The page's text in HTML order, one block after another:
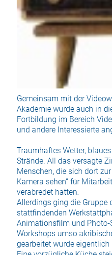
Gemeinsam mit der
Akademie wurde auch in
Fortbildung im Bereich
und andere Interessierte
Traumhaftes Wetter,
Strände. All das versagte
Menschen, die sich dort
Kamera sehen“ für
verabredet hatten.
Allerdings ging die Gruppe
stattfindenden
Animationsfilm und Photo-
Workshops umso
gearbeitet wurde eigentlich